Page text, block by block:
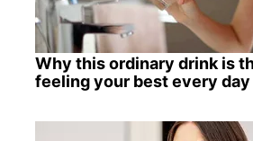
Why this ordinary drink is
feeling your best every day